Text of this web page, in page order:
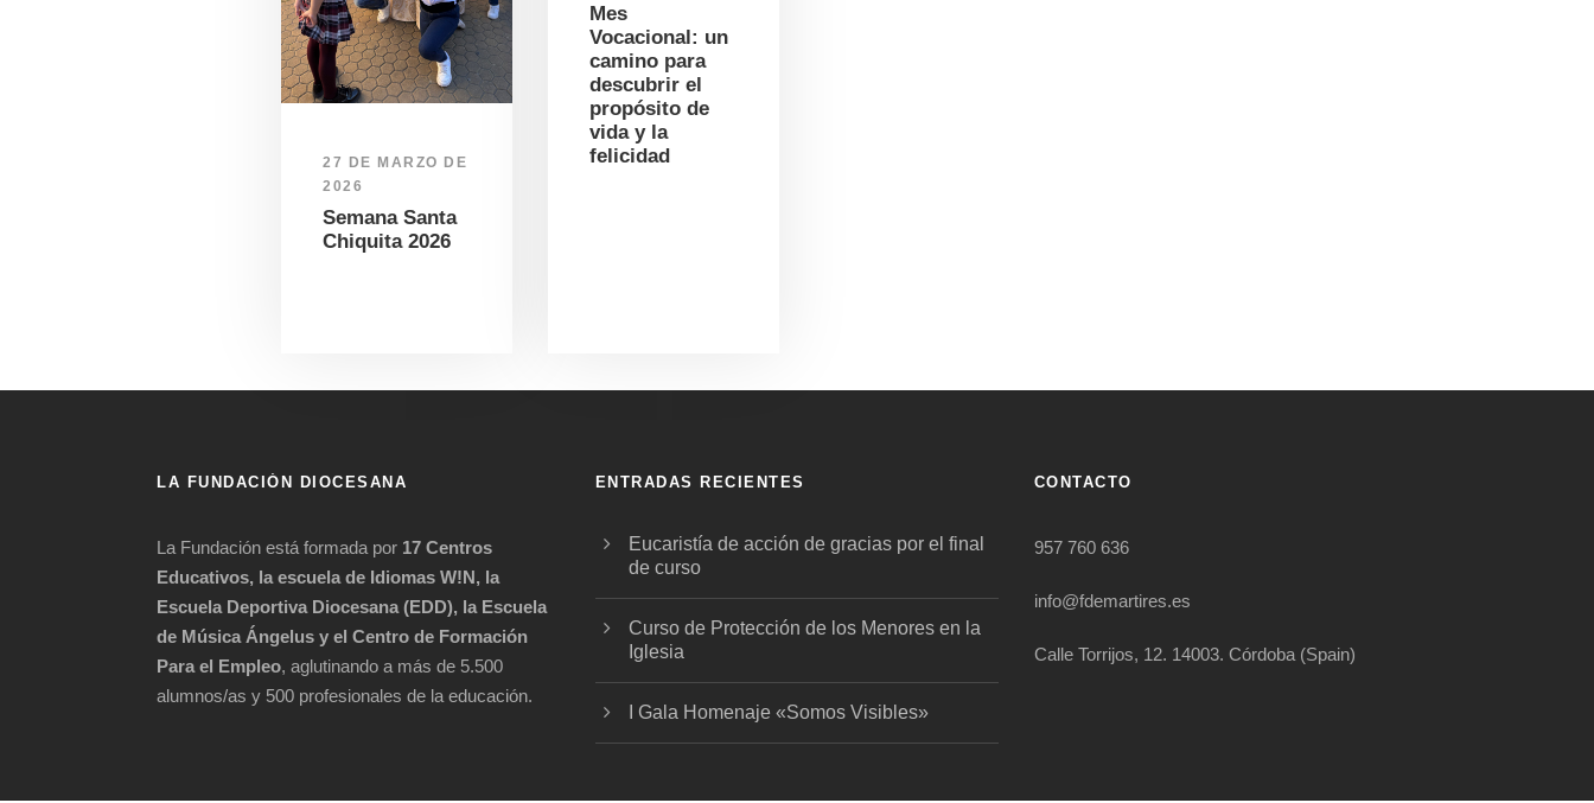
27 DE MARZO DE
2026
Semana Santa
Chiquita 2026
Mes
Vocacional: un
camino para
descubrir el
propósito de
vida y la
felicidad
LA FUNDACIÓN DIOCESANA
La Fundación está formada por 17 Centros
Educativos, la escuela de Idiomas W!N, la
Escuela Deportiva Diocesana (EDD), la Escuela
de Música Ángelus y el Centro de Formación
Para el Empleo, aglutinando a más de 5.500
alumnos/as y 500 profesionales de la educación.
ENTRADAS RECIENTES
Eucaristía de acción de gracias por el final
de curso
Curso de Protección de los Menores en la
Iglesia
I Gala Homenaje «Somos Visibles»
CONTACTO
957 760 636
info@fdemartires.es
Calle Torrijos, 12. 14003. Córdoba (Spain)